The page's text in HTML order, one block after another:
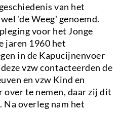
van het
'de Weeg' genoemd.
voor het Jonge
jaren 1960 het
in de Kapucijnenvoer
vzw contacteerden de
en vzw Kind en
over te nemen, daar zij dit
overleg nam het